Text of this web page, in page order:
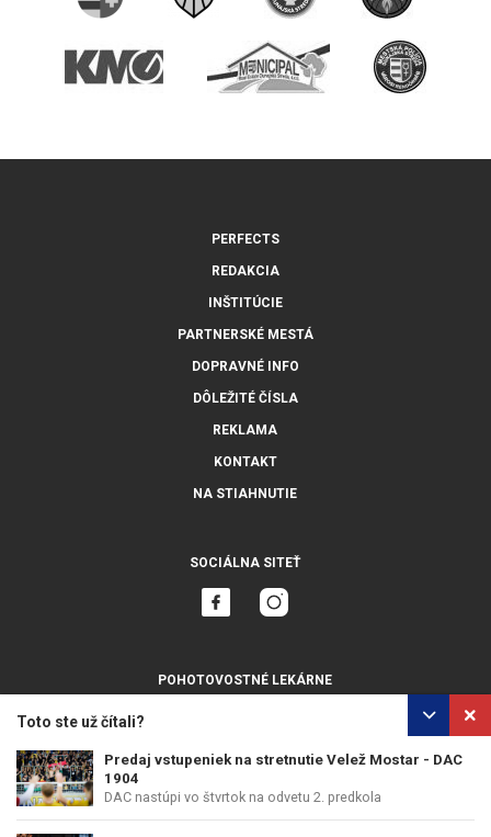
Toto ste už čítali?
Predaj vstupeniek na stretnutie Velež Mostar - DAC
1904
DAC nastúpi vo štvrtok na odvetu 2. predkola
Konferenčnej...
PERFECTS
REDAKCIA
INŠTITÚCIE
PARTNERSKÉ MESTÁ
DOPRAVNÉ INFO
DÔLEŽITÉ ČÍSLA
REKLAMA
KONTAKT
NA STIAHNUTIE
SOCIÁLNA SITEŤ
POHOTOVOSTNÉ LEKÁRNE
OCHRANA OSOBNÝCH ÚDAJOV POUŽÍVANIE COOKIES